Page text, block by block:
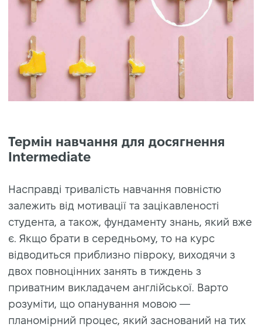
Термін навчання для досягнення
Intermediate
Насправді тривалість навчання повністю
залежить від мотивації та зацікавленості
студента, а також, фундаменту знань, який вже
є. Якщо брати в середньому, то на курс
відводиться приблизно півроку, виходячи з
двох повноцінних занять в тиждень з
приватним викладачем англійської. Варто
розуміти, що опанування мовою —
планомірний процес, який заснований на тих